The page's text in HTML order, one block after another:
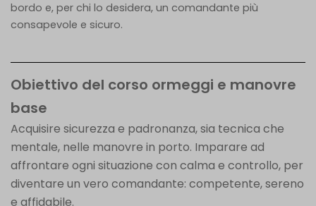
bordo e, per chi lo desidera, un comandante più
consapevole e sicuro.
Obiettivo del corso ormeggi e manovre
base
Acquisire sicurezza e padronanza, sia tecnica che
mentale, nelle manovre in porto. Imparare ad
affrontare ogni situazione con calma e controllo, per
diventare un vero comandante: competente, sereno
e affidabile.